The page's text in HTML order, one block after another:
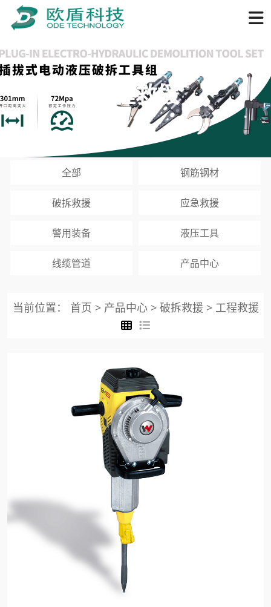
工程救援
全部 钢筋钢材
破拆救援 应急救援
警用装备 液压工具
线缆管道 产品中心
当前位置： 首页 > 产品中心> 破拆救援 > 工程救援